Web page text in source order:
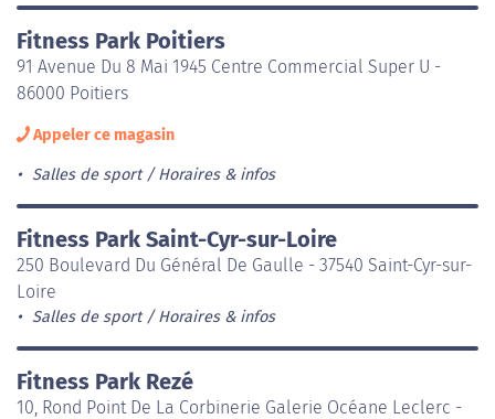
Fitness Park Poitiers
91 Avenue Du 8 Mai 1945 Centre Commercial Super U -
86000 Poitiers
Appeler ce magasin
Salles de sport Horaires & infos
Fitness Park Saint-Cyr-sur-Loire
250 Boulevard Du Général De Gaulle - 37540 Saint-Cyr-sur-
Loire
Salles de sport Horaires & infos
Fitness Park Rezé
10, Rond Point De La Corbinerie Galerie Océane Leclerc -